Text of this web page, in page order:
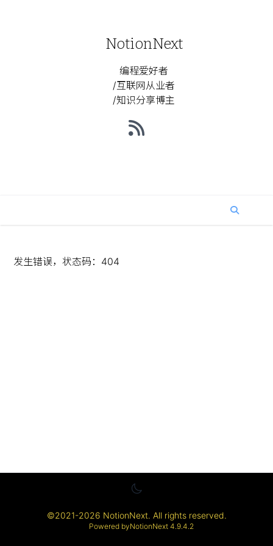
NotionNext
编程爱好者
/互联网从业者
/知识分享博主
发生错误，状态码： 404
©2021-2026 NotionNext. All rights reserved.
Powered byNotionNext 4.9.4.2